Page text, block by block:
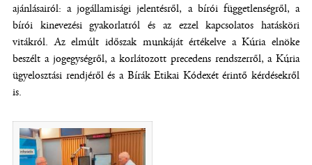
ajánlásairól: a jogállamisági jelentésről, a bírói függetlenségről, a
bírói kinevezési gyakorlatról és az ezzel kapcsolatos hatásköri
vitákról. Az elmúlt időszak munkáját értékelve a Kúria elnöke
beszélt a jogegységről, a korlátozott precedens rendszerről, a Kúria
ügyelosztási rendjéről és a Bírák Etikai Kódexét érintő kérdésekről
is.